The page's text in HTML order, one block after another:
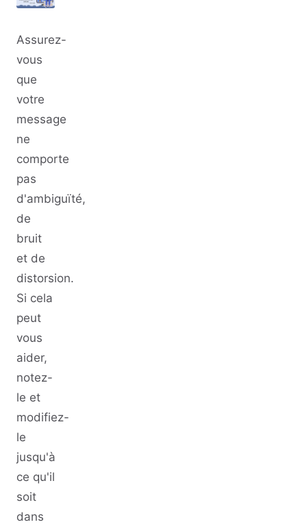
Assurez-
vous
que
votre
message
ne
comporte
pas
d'ambiguïté,
de
bruit
et de
distorsion.
Si cela
peut
vous
aider,
notez-
le et
modifiez-
le
jusqu'à
ce qu'il
soit
dans